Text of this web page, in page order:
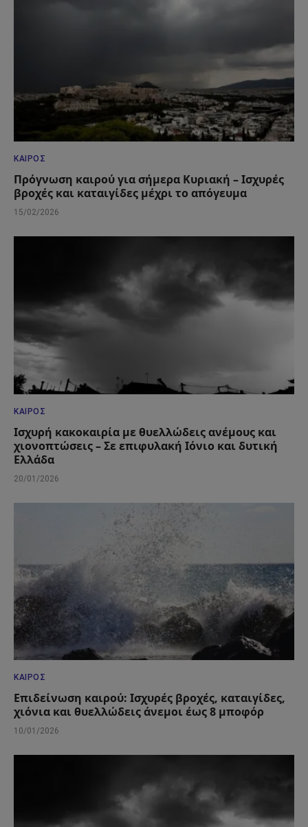
ΚΑΙΡΌΣ
Πρόγνωση καιρού για σήμερα Κυριακή – Ισχυρές
βροχές και καταιγίδες μέχρι το απόγευμα
15/02/2026
ΚΑΙΡΌΣ
Ισχυρή κακοκαιρία με θυελλώδεις ανέμους και
χιονοπτώσεις – Σε επιφυλακή Ιόνιο και δυτική
Ελλάδα
20/01/2026
ΚΑΙΡΌΣ
Επιδείνωση καιρού: Ισχυρές βροχές, καταιγίδες,
χιόνια και θυελλώδεις άνεμοι έως 8 μποφόρ
10/01/2026